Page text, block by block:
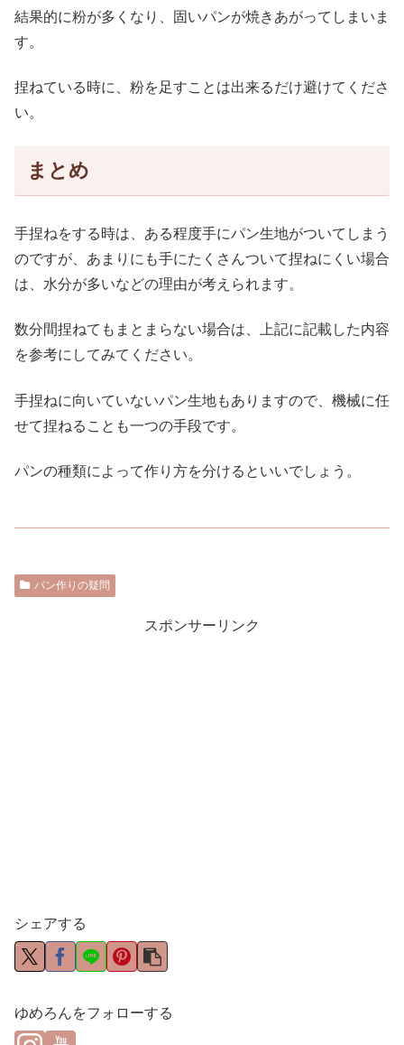
結果的に粉が多くなり、固いパンが焼きあがってしまいま
す。
捏ねている時に、粉を足すことは出来るだけ避けてくださ
い。
まとめ
手捏ねをする時は、ある程度手にパン生地がついてしまう
のですが、 あまりにも手にたくさんついて捏ねにくい場合
は、水分が多いなどの理由が考えられます。
数分間捏ねてもまとまらない場合は、上記に記載した内容
を参考にしてみてください。
手捏ねに向いていないパン生地もありますので、機械に任
せて捏ねることも一つの手段です。
パンの種類によって作り方を分けるといいでしょう。
パン作りの疑問
スポンサーリンク
シェアする
ゆめろんをフォローする